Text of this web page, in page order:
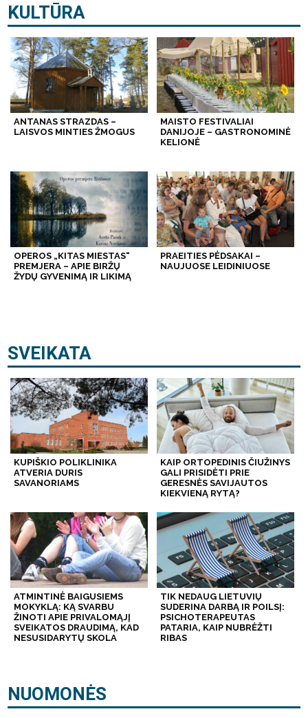
KULTŪRA
ANTANAS STRAZDAS –
LAISVOS MINTIES ŽMOGUS
MAISTO FESTIVALIAI
DANIJOJE – GASTRONOMINĖ
KELIONĖ
OPEROS „KITAS MIESTAS“
PREMJERA – APIE BIRŽŲ
ŽYDŲ GYVENIMĄ IR LIKIMĄ
PRAEITIES PĖDSAKAI –
NAUJUOSE LEIDINIUOSE
SVEIKATA
KUPIŠKIO POLIKLINIKA
ATVERIA DURIS
SAVANORIAMS
KAIP ORTOPEDINIS ČIUŽINYS
GALI PRISIDĖTI PRIE
GERESNĖS SAVIJAUTOS
KIEKVIENĄ RYTĄ?
ATMINTINĖ BAIGUSIEMS
MOKYKLĄ: KĄ SVARBU
ŽINOTI APIE PRIVALOMĄJĮ
SVEIKATOS DRAUDIMĄ, KAD
NESUSIDARYTŲ SKOLA
TIK NEDAUG LIETUVIŲ
SUDERINA DARBĄ IR POILSĮ:
PSICHOTERAPEUTAS
PATARIA, KAIP NUBRĖŽTI
RIBAS
NUOMONĖS